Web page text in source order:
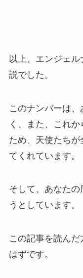
以上、エンジェ
説でした。
このナンバーは
く、また、これ
ため、天使たち
てくれています。
そして、あなた
うとしています。
この記事を読ん
はずです。